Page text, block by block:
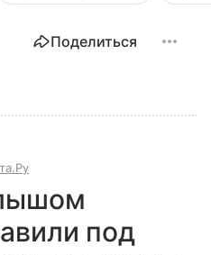
Поделиться
под